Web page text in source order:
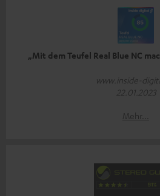
„Mit dem Teufel Real Blue NC
www.inside-
22.01.2023
Mehr...